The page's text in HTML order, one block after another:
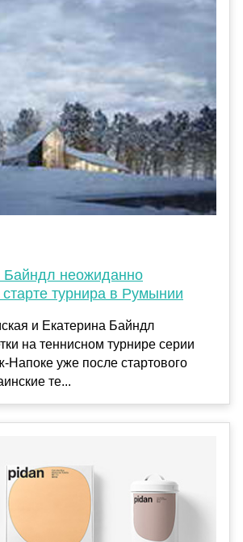
Байндл неожиданно
турнира в Румынии
и Екатерина Байндл
на теннисном турнире серии
Напоке уже после стартового
те...